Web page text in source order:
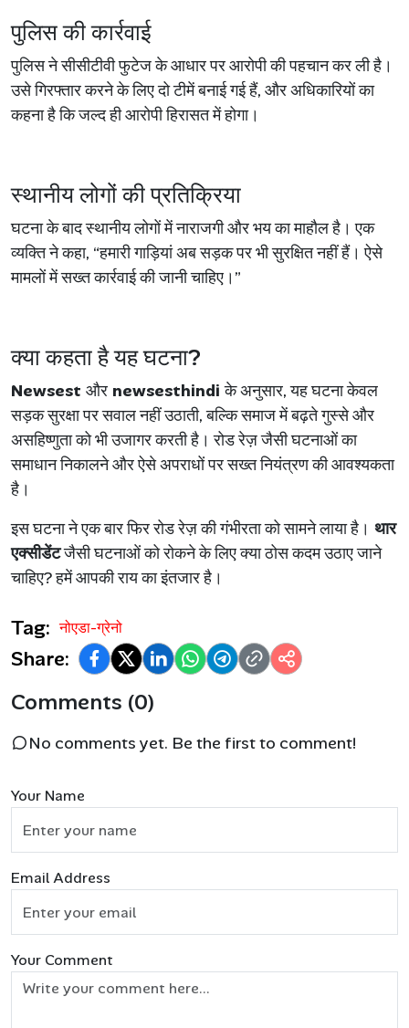
पुलिस की कार्रवाई
पुलिस ने सीसीटीवी फुटेज के आधार पर आरोपी की पहचान कर ली है।
उसे गिरफ्तार करने के लिए दो टीमें बनाई गई हैं, और अधिकारियों का
कहना है कि जल्द ही आरोपी हिरासत में होगा।
स्थानीय लोगों की प्रतिक्रिया
घटना के बाद स्थानीय लोगों में नाराजगी और भय का माहौल है। एक
व्यक्ति ने कहा, “हमारी गाड़ियां अब सड़क पर भी सुरक्षित नहीं हैं। ऐसे
मामलों में सख्त कार्रवाई की जानी चाहिए।”
क्या कहता है यह घटना?
Newsest और newsesthindiके अनुसार, यह घटना केवल
सड़क सुरक्षा पर सवाल नहीं उठाती, बल्कि समाज में बढ़ते गुस्से और
असहिष्णुता को भी उजागर करती है। रोड रेज़ जैसी घटनाओं का
समाधान निकालने और ऐसे अपराधों पर सख्त नियंत्रण की आवश्यकता
है।
इस घटना ने एक बार फिर रोड रेज़ की गंभीरता को सामने लाया है। थार
एक्सीडेंटजैसी घटनाओं को रोकने के लिए क्या ठोस कदम उठाए जाने
चाहिए? हमें आपकी राय का इंतजार है।
Tag: नोएडा-ग्रेनो
Share:
Comments (0)
No comments yet. Be the first to comment!
Your Name
Email Address
Your Comment